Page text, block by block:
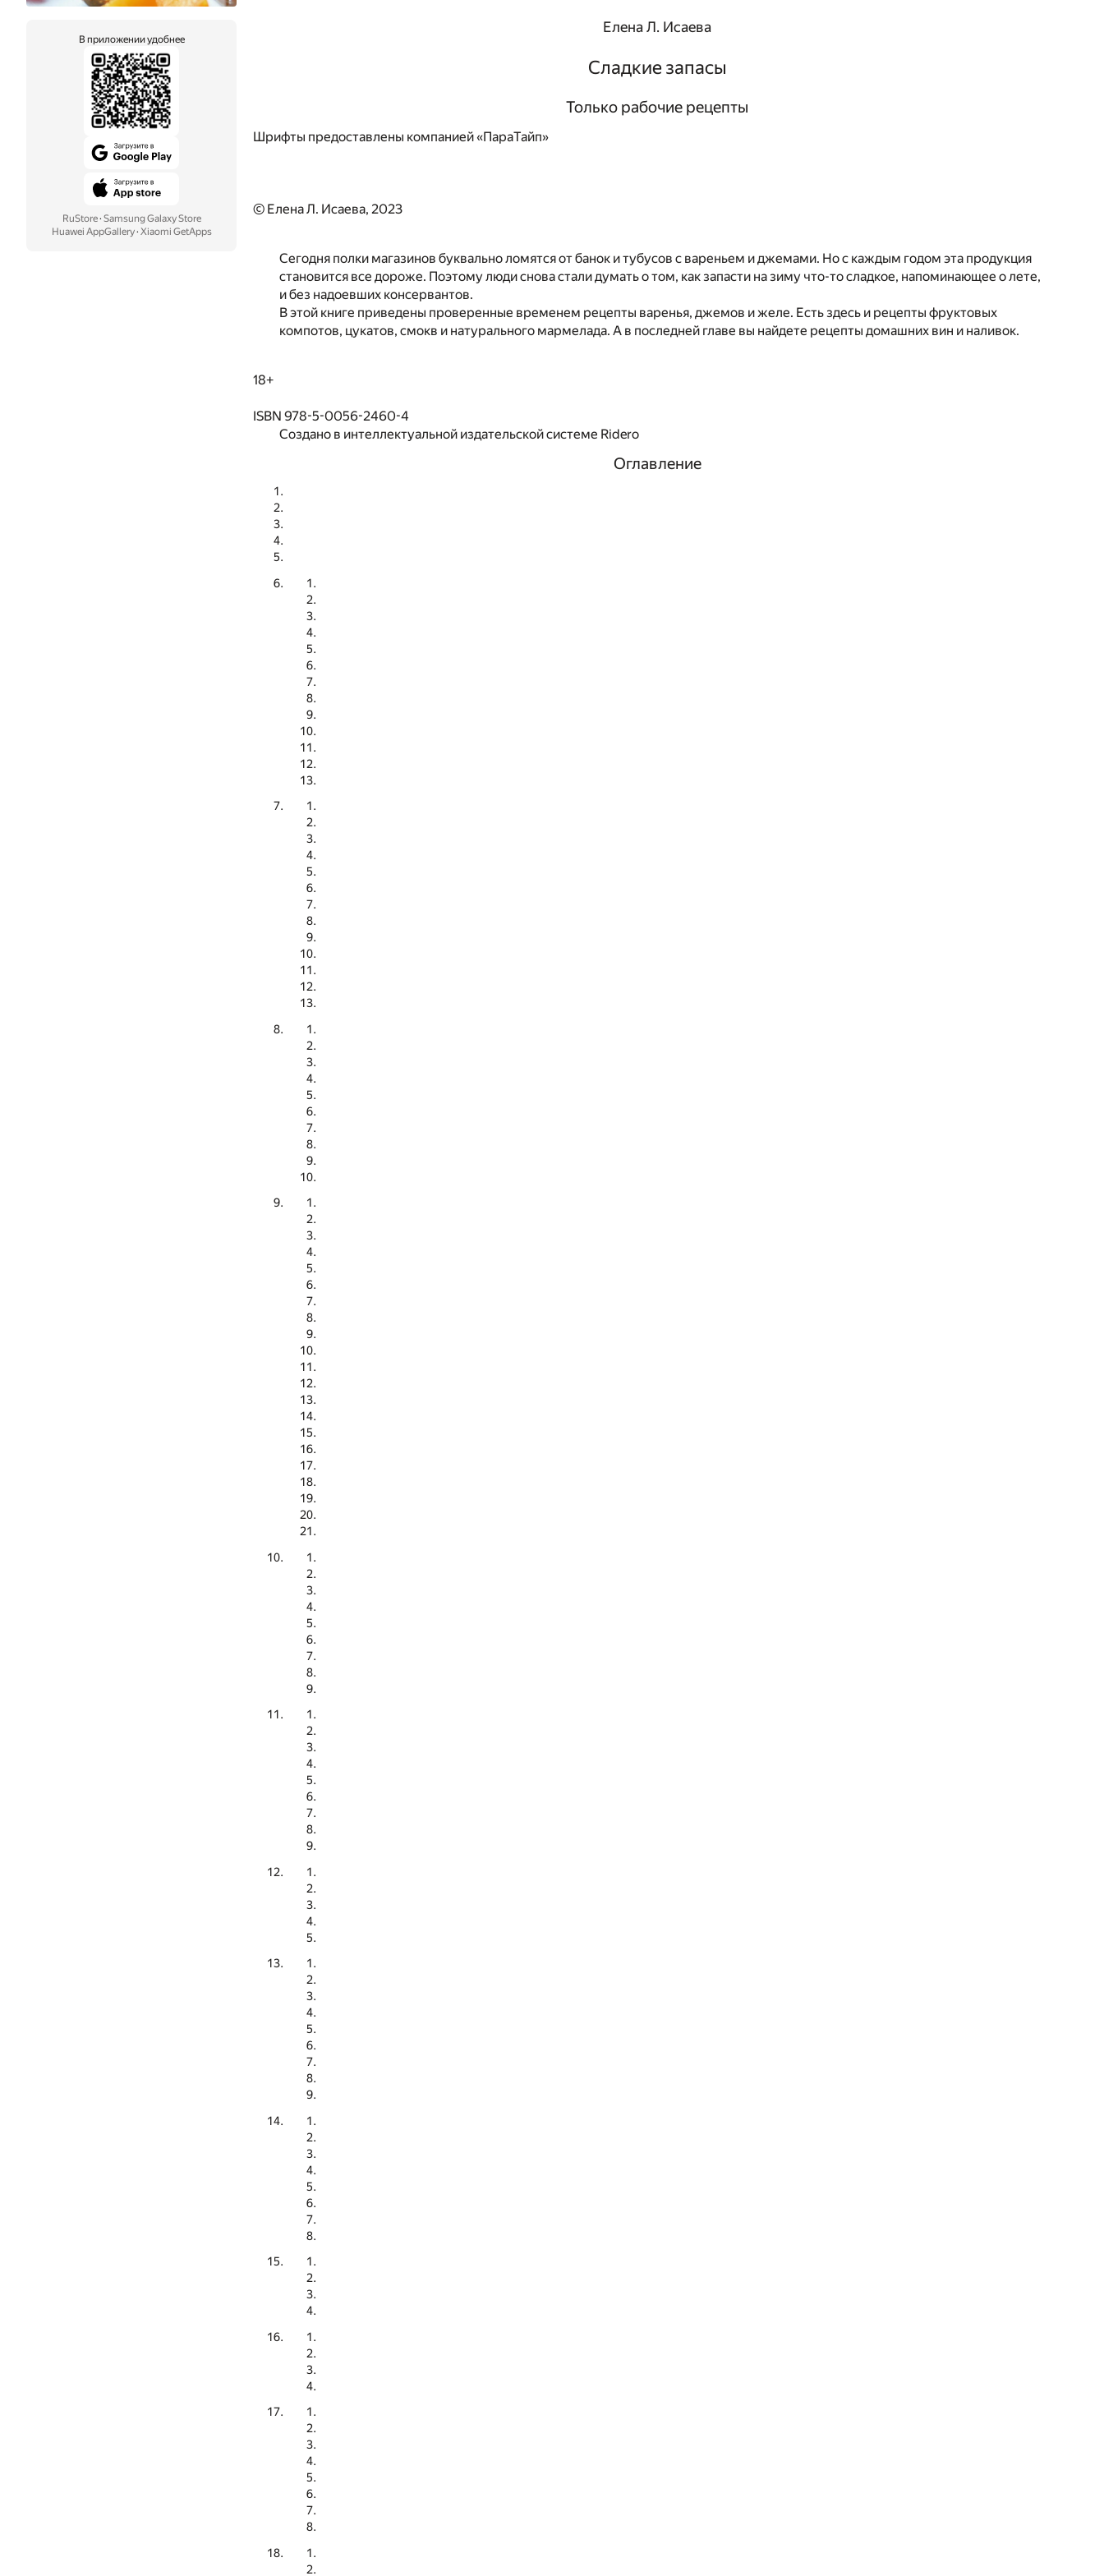
В приложении удобнее
RuStore· Samsung Galaxy Store
Huawei AppGallery· Xiaomi GetApps
Елена Л. Исаева
Сладкие запасы
Только рабочие рецепты
Шрифты предоставлены компанией «ПараТайп»
© Елена Л. Исаева, 2023
Сегодня полки магазинов буквально ломятся от банок и тубусов с вареньем и джемами. Но с каждым годом эта продукция
становится все дороже. Поэтому люди снова стали думать о том, как запасти на зиму что-то сладкое, напоминающее о лете,
и без надоевших консервантов.
В этой книге приведены проверенные временем рецепты варенья, джемов и желе. Есть здесь и рецепты фруктовых
компотов, цукатов, смокв и натурального мармелада. А в последней главе вы найдете рецепты домашних вин и наливок.
18+
ISBN 978-5-0056-2460-4
Создано в интеллектуальной издательской системе Ridero
Оглавление